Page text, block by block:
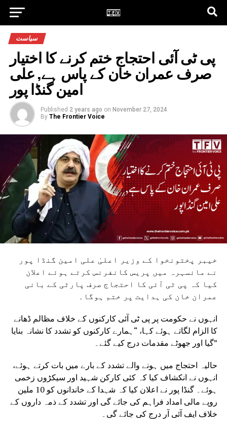
سیاست
پی ٹی آئی احتجاج ختم کرنے کا اختیار
صرف عمران خان کے پاس ہے, علی
امین گنڈا پور
Published 2 years ago on November 27, 2024
By The Frontier Voice
خیبر پختونخوا کے وزیر اعلیٰ علی امین گنڈا پور
نے مانسہرہ میں پریس کانفرنس کرتے ہوئے اعلان
کیا کہ پی ٹی آئی کا احتجاج صرف پارٹی کے بانی
عمران خان کی ہدایت پر ختم ہوگا۔
انہوں نے حکومت پر پی ٹی آئی کارکنوں کے خلاف مظالم ڈھانے
کا الزام لگاتے ہوئے کہا، “ہمارے کارکنوں کو تشدد کا نشانہ بنایا
گیا اور جھوٹے مقدمات درج کیے گئے۔”
حالیہ احتجاج میں ہونے والے تشدد کے بارے میں بات کرتے ہوئے،
انہوں نے انکشاف کیا کہ کئی کارکن شہید اور سیکڑوں زخمی
ہوئے۔ گنڈا پور نے اعلان کیا کہ شہدا کے خاندانوں کو 10 ملین
روپے مالی امداد فراہم کی جائے گی اور تشدد کے ذمہ داروں کے
خلاف ایف آئی آر درج کی جائے گی۔